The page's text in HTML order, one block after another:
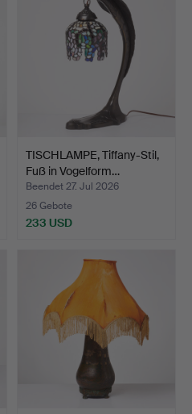
TISCHLAMPE, Tiffany-Stil,
Fuß in Vogelform…
Beendet 27. Jul 2026
26 Gebote
233 USD